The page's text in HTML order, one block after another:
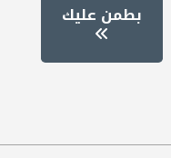
بطمن عليك